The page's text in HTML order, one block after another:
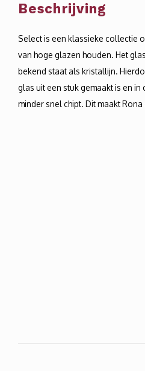
Beschrijving
Select is een klassieke collectie
van hoge glazen houden. Het
bekend staat als kristallijn.
glas uit een stuk gemaakt is en
minder snel chipt. Dit maakt